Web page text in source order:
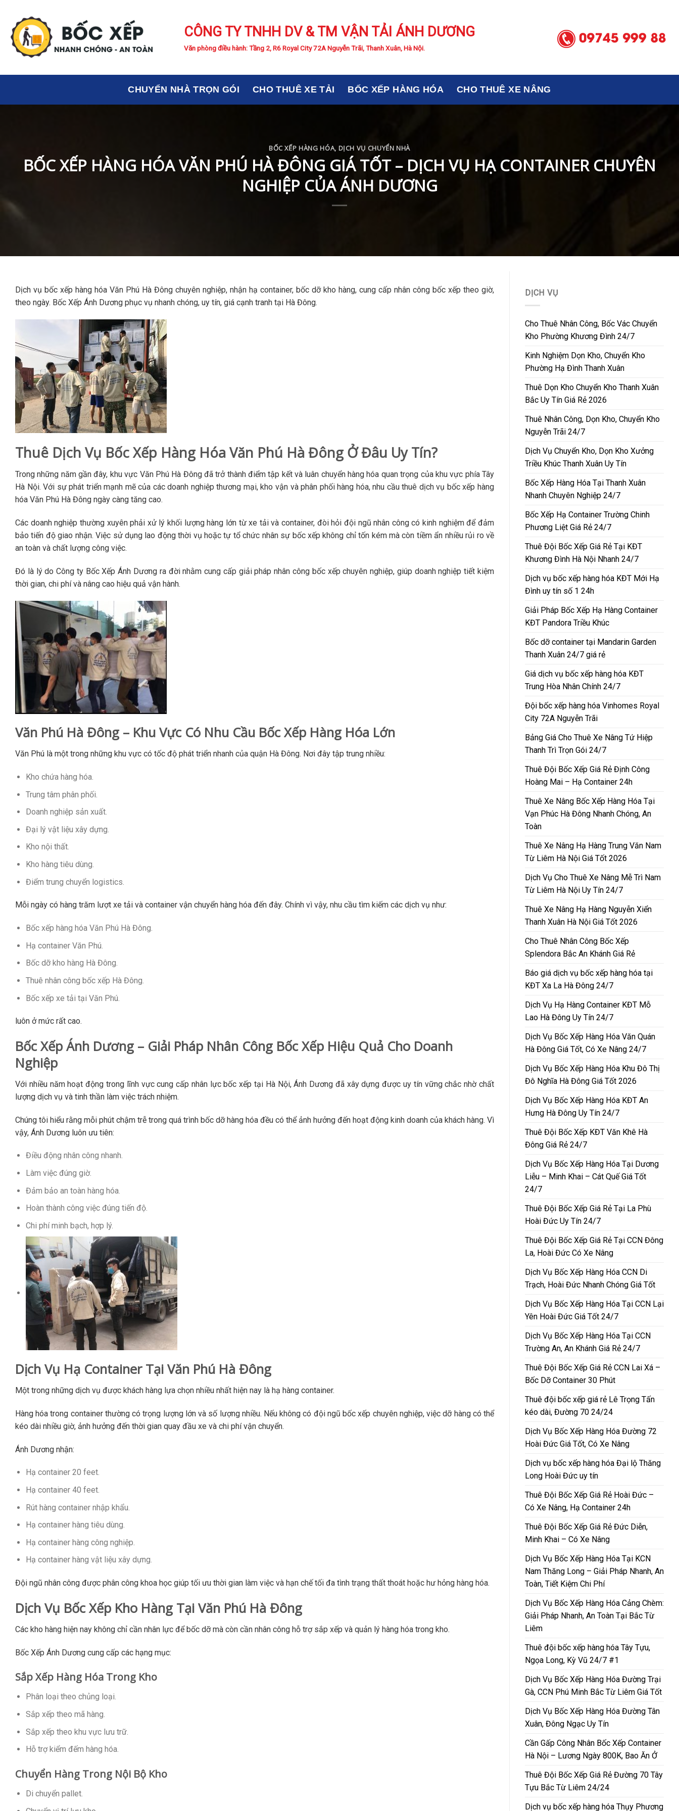
content
CÔNG TY TNHH DV & TM VẬN TẢI ÁNH DƯƠNG
Văn phòng điều hành: Tầng 2, R6 Royal City 72A Nguyễn Trãi, Thanh Xuân, Hà Nội.
CHUYỂN NHÀ TRỌN GÓI CHO THUÊ XE TẢI BỐC XẾP HÀNG HÓA CHO THUÊ XE NÂNG
BỐC XẾP HÀNG HÓA, DỊCH VỤ CHUYỂN NHÀ
BỐC XẾP HÀNG HÓA VĂN PHÚ HÀ ĐÔNG GIÁ TỐT – DỊCH VỤ HẠ CONTAINER CHUYÊN
NGHIỆP CỦA ÁNH DƯƠNG
Dịch vụ bốc xếp hàng hóa Văn Phú Hà Đông chuyên nghiệp, nhận hạ container, bốc dỡ kho hàng, cung cấp nhân công bốc xếp theo giờ,
theo ngày. Bốc Xếp Ánh Dương phục vụ nhanh chóng, uy tín, giá cạnh tranh tại Hà Đông.
Thuê Dịch Vụ Bốc Xếp Hàng Hóa Văn Phú Hà Đông Ở Đâu Uy Tín?
Trong những năm gần đây, khu vực Văn Phú Hà Đông đã trở thành điểm tập kết và luân chuyển hàng hóa quan trọng của khu vực phía Tây
Hà Nội. Với sự phát triển mạnh mẽ của các doanh nghiệp thương mại, kho vận và phân phối hàng hóa, nhu cầu thuê dịch vụ bốc xếp hàng
hóa Văn Phú Hà Đông ngày càng tăng cao.
Các doanh nghiệp thường xuyên phải xử lý khối lượng hàng lớn từ xe tải và container, đòi hỏi đội ngũ nhân công có kinh nghiệm để đảm
bảo tiến độ giao nhận. Việc sử dụng lao động thời vụ hoặc tự tổ chức nhân sự bốc xếp không chỉ tốn kém mà còn tiềm ẩn nhiều rủi ro về
an toàn và chất lượng công việc.
Đó là lý do Công ty Bốc Xếp Ánh Dương ra đời nhằm cung cấp giải pháp nhân công bốc xếp chuyên nghiệp, giúp doanh nghiệp tiết kiệm
thời gian, chi phí và nâng cao hiệu quả vận hành.
Văn Phú Hà Đông – Khu Vực Có Nhu Cầu Bốc Xếp Hàng Hóa Lớn
Văn Phú là một trong những khu vực có tốc độ phát triển nhanh của quận Hà Đông. Nơi đây tập trung nhiều:
Kho chứa hàng hóa.
Trung tâm phân phối.
Doanh nghiệp sản xuất.
Đại lý vật liệu xây dựng.
Kho nội thất.
Kho hàng tiêu dùng.
Điểm trung chuyển logistics.
Mỗi ngày có hàng trăm lượt xe tải và container vận chuyển hàng hóa đến đây. Chính vì vậy, nhu cầu tìm kiếm các dịch vụ như:
Bốc xếp hàng hóa Văn Phú Hà Đông.
Hạ container Văn Phú.
Bốc dỡ kho hàng Hà Đông.
Thuê nhân công bốc xếp Hà Đông.
Bốc xếp xe tải tại Văn Phú.
luôn ở mức rất cao.
Bốc Xếp Ánh Dương – Giải Pháp Nhân Công Bốc Xếp Hiệu Quả Cho Doanh
Nghiệp
Với nhiều năm hoạt động trong lĩnh vực cung cấp nhân lực bốc xếp tại Hà Nội, Ánh Dương đã xây dựng được uy tín vững chắc nhờ chất
lượng dịch vụ và tinh thần làm việc trách nhiệm.
Chúng tôi hiểu rằng mỗi phút chậm trễ trong quá trình bốc dỡ hàng hóa đều có thể ảnh hưởng đến hoạt động kinh doanh của khách hàng. Vì
vậy, Ánh Dương luôn ưu tiên:
Điều động nhân công nhanh.
Làm việc đúng giờ.
Đảm bảo an toàn hàng hóa.
Hoàn thành công việc đúng tiến độ.
Chi phí minh bạch, hợp lý.
Dịch Vụ Hạ Container Tại Văn Phú Hà Đông
Một trong những dịch vụ được khách hàng lựa chọn nhiều nhất hiện nay là hạ hàng container.
Hàng hóa trong container thường có trọng lượng lớn và số lượng nhiều. Nếu không có đội ngũ bốc xếp chuyên nghiệp, việc dỡ hàng có thể
kéo dài nhiều giờ, ảnh hưởng đến thời gian quay đầu xe và chi phí vận chuyển.
Ánh Dương nhận:
Hạ container 20 feet.
Hạ container 40 feet.
Rút hàng container nhập khẩu.
Hạ container hàng tiêu dùng.
Hạ container hàng công nghiệp.
Hạ container hàng vật liệu xây dựng.
Đội ngũ nhân công được phân công khoa học giúp tối ưu thời gian làm việc và hạn chế tối đa tình trạng thất thoát hoặc hư hỏng hàng hóa.
Dịch Vụ Bốc Xếp Kho Hàng Tại Văn Phú Hà Đông
Các kho hàng hiện nay không chỉ cần nhân lực để bốc dỡ mà còn cần nhân công hỗ trợ sắp xếp và quản lý hàng hóa trong kho.
Bốc Xếp Ánh Dương cung cấp các hạng mục:
Sắp Xếp Hàng Hóa Trong Kho
Phân loại theo chủng loại.
Sắp xếp theo mã hàng.
Sắp xếp theo khu vực lưu trữ.
Hỗ trợ kiểm đếm hàng hóa.
Chuyển Hàng Trong Nội Bộ Kho
Di chuyển pallet.
DỊCH VỤ
Cho Thuê Nhân Công, Bốc Vác Chuyển
Kho Phường Khương Đình 24/7
Kinh Nghiệm Dọn Kho, Chuyển Kho
Phường Hạ Đình Thanh Xuân
Thuê Dọn Kho Chuyển Kho Thanh Xuân
Bắc Uy Tín Giá Rẻ 2026
Thuê Nhân Công, Dọn Kho, Chuyển Kho
Nguyễn Trãi 24/7
Dịch Vụ Chuyển Kho, Dọn Kho Xưởng
Triều Khúc Thanh Xuân Uy Tín
Bốc Xếp Hàng Hóa Tại Thanh Xuân
Nhanh Chuyên Nghiệp 24/7
Bốc Xếp Hạ Container Trường Chinh
Phương Liệt Giá Rẻ 24/7
Thuê Đội Bốc Xếp Giá Rẻ Tại KĐT
Khương Đình Hà Nội Nhanh 24/7
Dịch vụ bốc xếp hàng hóa KĐT Mới Hạ
Đình uy tín số 1 24h
Giải Pháp Bốc Xếp Hạ Hàng Container
KĐT Pandora Triều Khúc
Bốc dỡ container tại Mandarin Garden
Thanh Xuân 24/7 giá rẻ
Giá dịch vụ bốc xếp hàng hóa KĐT
Trung Hòa Nhân Chính 24/7
Đội bốc xếp hàng hóa Vinhomes Royal
City 72A Nguyễn Trãi
Bảng Giá Cho Thuê Xe Nâng Tứ Hiệp
Thanh Trì Trọn Gói 24/7
Thuê Đội Bốc Xếp Giá Rẻ Định Công
Hoàng Mai – Hạ Container 24h
Thuê Xe Nâng Bốc Xếp Hàng Hóa Tại
Vạn Phúc Hà Đông Nhanh Chóng, An
Toàn
Thuê Xe Nâng Hạ Hàng Trung Văn Nam
Từ Liêm Hà Nội Giá Tốt 2026
Dịch Vụ Cho Thuê Xe Nâng Mễ Trì Nam
Từ Liêm Hà Nội Uy Tín 24/7
Thuê Xe Nâng Hạ Hàng Nguyễn Xiển
Thanh Xuân Hà Nội Giá Tốt 2026
Cho Thuê Nhân Công Bốc Xếp
Splendora Bắc An Khánh Giá Rẻ
Báo giá dịch vụ bốc xếp hàng hóa tại
KĐT Xa La Hà Đông 24/7
Dịch Vụ Hạ Hàng Container KĐT Mỗ
Lao Hà Đông Uy Tín 24/7
Dịch Vụ Bốc Xếp Hàng Hóa Văn Quán
Hà Đông Giá Tốt, Có Xe Nâng 24/7
Dịch Vụ Bốc Xếp Hàng Hóa Khu Đô Thị
Đô Nghĩa Hà Đông Giá Tốt 2026
Dịch Vụ Bốc Xếp Hàng Hóa KĐT An
Hưng Hà Đông Uy Tín 24/7
Thuê Đội Bốc Xếp KĐT Văn Khê Hà
Đông Giá Rẻ 24/7
Dịch Vụ Bốc Xếp Hàng Hóa Tại Dương
Liễu – Minh Khai – Cát Quế Giá Tốt
24/7
Thuê Đội Bốc Xếp Giá Rẻ Tại La Phù
Hoài Đức Uy Tín 24/7
Thuê Đội Bốc Xếp Giá Rẻ Tại CCN Đông
La, Hoài Đức Có Xe Nâng
Dịch Vụ Bốc Xếp Hàng Hóa CCN Di
Trạch, Hoài Đức Nhanh Chóng Giá Tốt
Dịch Vụ Bốc Xếp Hàng Hóa Tại CCN Lại
Yên Hoài Đức Giá Tốt 24/7
Dịch Vụ Bốc Xếp Hàng Hóa Tại CCN
Trường An, An Khánh Giá Rẻ 24/7
Thuê Đội Bốc Xếp Giá Rẻ CCN Lai Xá –
Bốc Dỡ Container 30 Phút
Thuê đội bốc xếp giá rẻ Lê Trọng Tấn
kéo dài, Đường 70 24/24
Dịch Vụ Bốc Xếp Hàng Hóa Đường 72
Hoài Đức Giá Tốt, Có Xe Nâng
Dịch vụ bốc xếp hàng hóa Đại lộ Thăng
Long Hoài Đức uy tín
Thuê Đội Bốc Xếp Giá Rẻ Hoài Đức –
Có Xe Nâng, Hạ Container 24h
Thuê Đội Bốc Xếp Giá Rẻ Đức Diễn,
Minh Khai – Có Xe Nâng
Dịch Vụ Bốc Xếp Hàng Hóa Tại KCN
Nam Thăng Long – Giải Pháp Nhanh, An
Toàn, Tiết Kiệm Chi Phí
Dịch Vụ Bốc Xếp Hàng Hóa Cảng Chèm:
Giải Pháp Nhanh, An Toàn Tại Bắc Từ
Liêm
Thuê đội bốc xếp hàng hóa Tây Tựu,
Ngọa Long, Kỳ Vũ 24/7 #1
Dịch Vụ Bốc Xếp Hàng Hóa Đường Trại
Gà, CCN Phú Minh Bắc Từ Liêm Giá Tốt
Dịch Vụ Bốc Xếp Hàng Hóa Đường Tân
Xuân, Đông Ngạc Uy Tín
Cần Gấp Công Nhân Bốc Xếp Container
Hà Nội – Lương Ngày 800K, Bao Ăn Ở
Thuê Đội Bốc Xếp Giá Rẻ Đường 70 Tây
Tựu Bắc Từ Liêm 24/24
Dịch vụ bốc xếp hàng hóa Thụy Phương